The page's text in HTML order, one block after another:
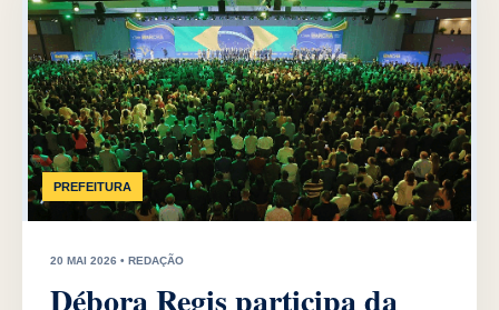
PREFEITURA
20 MAI 2026 • REDAÇÃO
Débora Regis participa da